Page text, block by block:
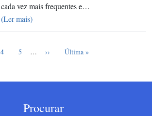
cada vez mais frequentes e…
(Ler mais)
Page
4 Page
5 … Próxima página
›› Última página
Última »
Procurar